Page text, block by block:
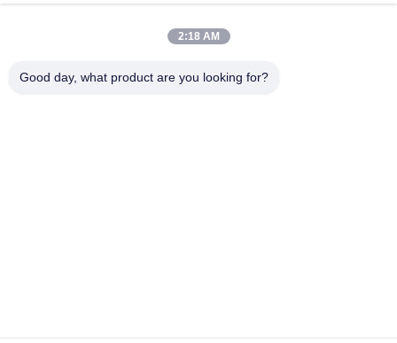
उत्पादों
हमारे बारे में
2:18 AM
Good day, what product are you looking for?